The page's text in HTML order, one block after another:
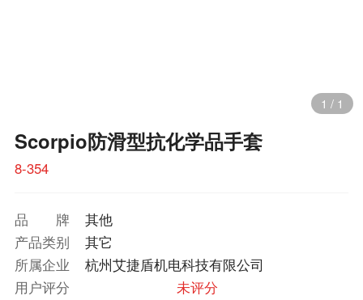
1 / 1
Scorpio防滑型抗化学品手套
8-354
品牌
其他
产品类别
其它
所属企业
杭州艾捷盾机电科技有限公司
用户评分
未评分